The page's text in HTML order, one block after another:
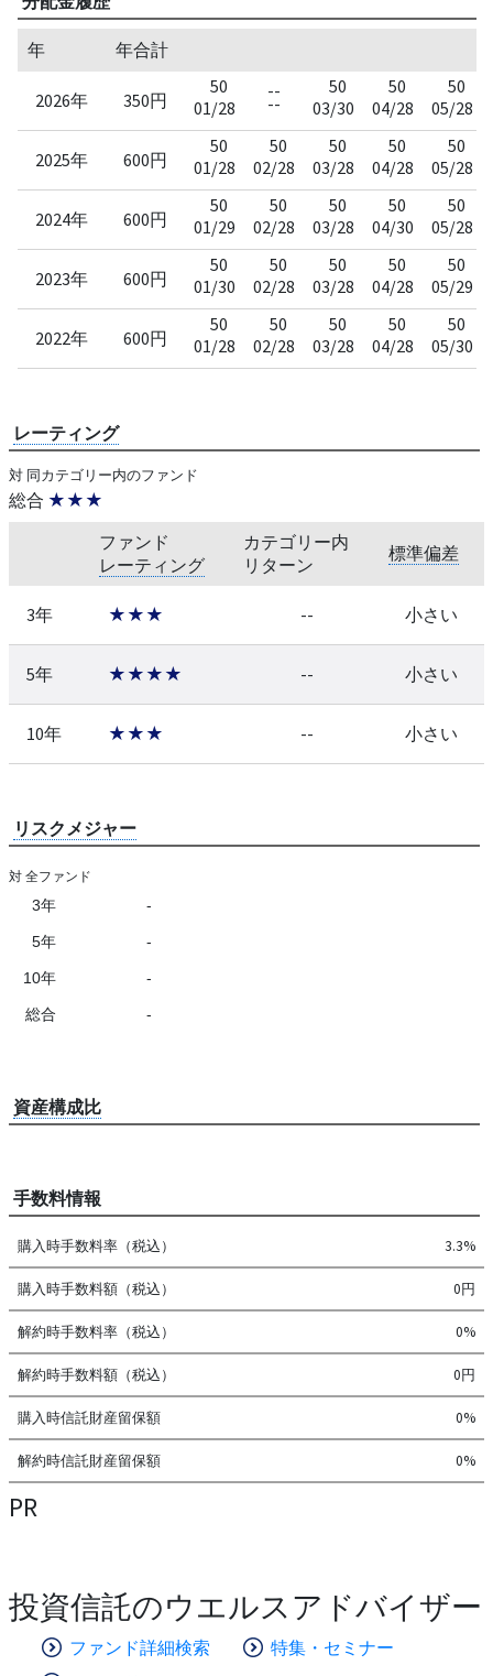
年 年合計
2026年 350円
50
01/28
--
--
50
03/30
50
04/28
50
05/28
2025年 600円
50
01/28
50
02/28
50
03/28
50
04/28
50
05/28
2024年 600円
50
01/29
50
02/28
50
03/28
50
04/30
50
05/28
2023年 600円
50
01/30
50
02/28
50
03/28
50
04/28
50
05/29
2022年 600円
50
01/28
50
02/28
50
03/28
50
04/28
50
05/30
レーティング
対 同カテゴリー内のファンド
総合 ★★★
ファンド
レーティング
カテゴリー内
リターン
標準偏差
3年 ★★★ -- 小さい
5年 ★★★★ -- 小さい
10年 ★★★ -- 小さい
リスクメジャー
対 全ファンド
3年 -
5年 -
10年 -
総合 -
資産構成比
手数料情報
購入時手数料率（税込） 3.3%
購入時手数料額（税込） 0円
解約時手数料率（税込） 0%
解約時手数料額（税込） 0円
購入時信託財産留保額 0%
解約時信託財産留保額 0%
PR
投資信託のウエルスアドバイザー
ファンド詳細検索
特集・セミナー